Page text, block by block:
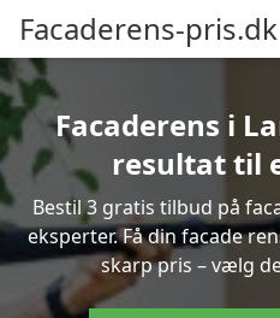
Facaderens-pris.dk
Facaderens i
resultat til
Bestil 3 gratis tilbud på
eksperter. Få din facade
skarp pris – vælg